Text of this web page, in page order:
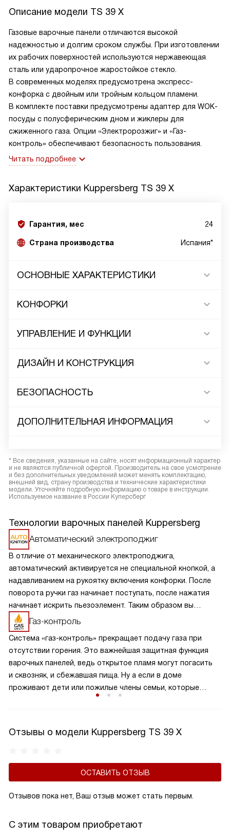
Описание модели TS 39 X
Газовые варочные панели отличаются высокой
надежностью и долгим сроком службы. При изготовлении
их рабочих поверхностей используются нержавеющая
сталь или ударопрочное жаростойкое стекло.
В современных моделях предусмотрена экспресс-
конфорка с двойным или тройным кольцом пламени.
В комплекте поставки предусмотрены адаптер для WOK-
посуды с полусферическим дном и жиклеры для
сжиженного газа. Опции «Электророзжиг» и «Газ-
контроль» обеспечивают безопасность пользования.
Читать подробнее
Характеристики Kuppersberg TS 39 X
Гарантия, мес 24
Страна производства Испания*
ОСНОВНЫЕ ХАРАКТЕРИСТИКИ
КОНФОРКИ
УПРАВЛЕНИЕ И ФУНКЦИИ
ДИЗАЙН И КОНСТРУКЦИЯ
БЕЗОПАСНОСТЬ
ДОПОЛНИТЕЛЬНАЯ ИНФОРМАЦИЯ
* Все сведения, указанные на сайте, носят информационный характер
и не являются публичной офертой. Производитель на свое усмотрение
и без дополнительных уведомлений может менять комплектацию,
внешний вид, страну производства и технические характеристики
модели. Уточняйте подробную информацию о товаре в инструкции.
Используемое название в России Куперсберг
Технологии варочных панелей Kuppersberg
Автоматический электроподжиг
В отличие от механического электроподжига,
автоматический активируется не специальной кнопкой, а
надавливанием на рукоятку включения конфорки. После
поворота ручки газ начинает поступать, после нажатия
начинает искрить пьезоэлемент. Таким образом вы
получаете пламя движением одной руки, что важно для
безопасности и попросту удобно.
Газ-контроль
Система «газ-контроль» прекращает подачу газа при
отсутствии горения. Это важнейшая защитная функция
варочных панелей, ведь открытое пламя могут погасить
и сквозняк, и сбежавшая пища. Ну а если в доме
проживают дети или пожилые члены семьи, которые
Отзывы о модели Kuppersberg TS 39 X
ОСТАВИТЬ ОТЗЫВ
Отзывов пока нет, Ваш отзыв может стать первым.
С этим товаром приобретают